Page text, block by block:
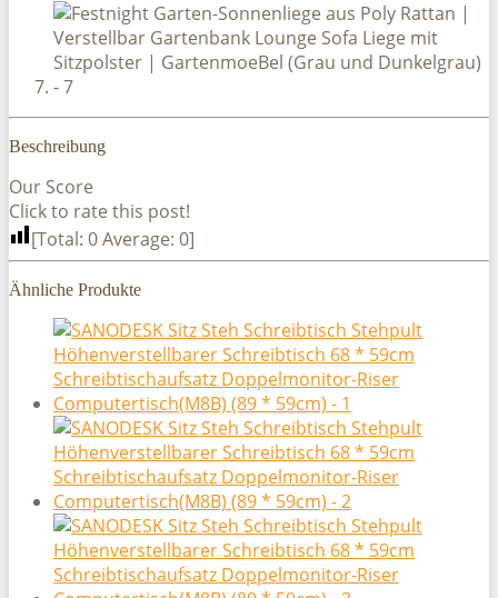
Beschreibung
Our Score
Click to rate this post!
[Total: 0Average: 0]
Ähnliche Produkte